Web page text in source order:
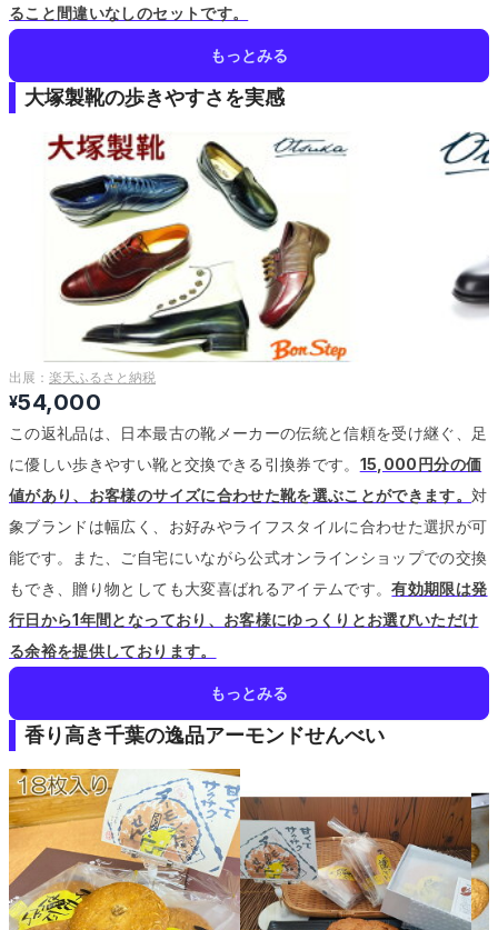
ること間違いなしのセットです。
もっとみる
大塚製靴の歩きやすさを実感
出展： 楽天ふるさと納税
¥54,000
この返礼品は、日本最古の靴メーカーの伝統と信頼を受け継ぐ、足
に優しい歩きやすい靴と交換できる引換券です。 15,000円分の価
値があり、お客様のサイズに合わせた靴を選ぶことができます。対
象ブランドは幅広く、お好みやライフスタイルに合わせた選択が可
能です。
また、ご自宅にいながら公式オンラインショップでの交換
もでき、贈り物としても大変喜ばれるアイテムです。有効期限は発
行日から1年間となっており、お客様にゆっくりとお選びいただけ
る余裕を提供しております。
もっとみる
香り高き千葉の逸品アーモンドせんべい